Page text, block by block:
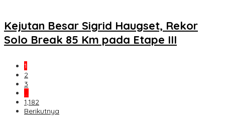
Kejutan Besar Sigrid Haugset, Rekor
Solo Break 85 Km pada Etape III
1
2
3
…
1,182
Berikutnya